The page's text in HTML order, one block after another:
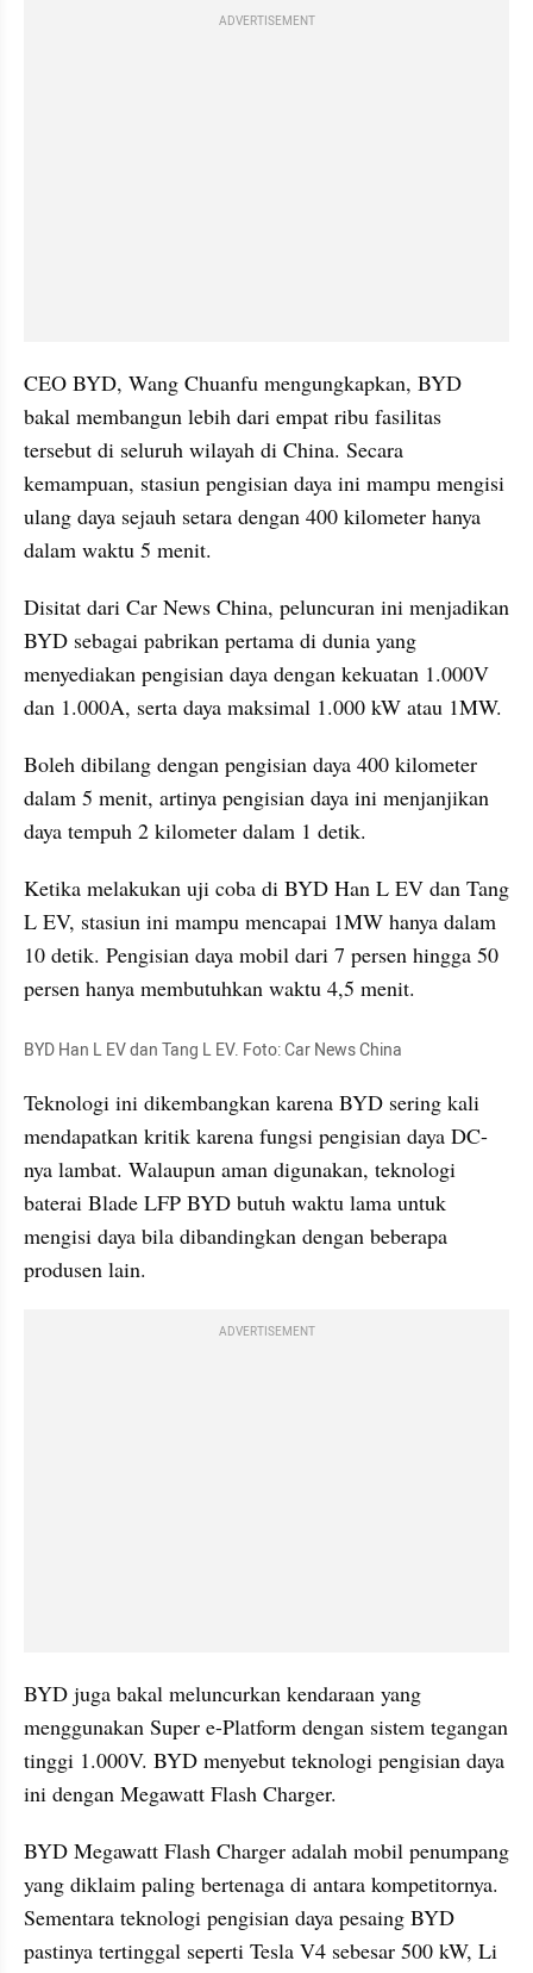
ADVERTISEMENT
CEO BYD, Wang Chuanfu mengungkapkan, BYD
bakal membangun lebih dari empat ribu fasilitas
tersebut di seluruh wilayah di China. Secara
kemampuan, stasiun pengisian daya ini mampu mengisi
ulang daya sejauh setara dengan 400 kilometer hanya
dalam waktu 5 menit.
Disitat dari Car News China, peluncuran ini menjadikan
BYD sebagai pabrikan pertama di dunia yang
menyediakan pengisian daya dengan kekuatan 1.000V
dan 1.000A, serta daya maksimal 1.000 kW atau 1MW.
Boleh dibilang dengan pengisian daya 400 kilometer
dalam 5 menit, artinya pengisian daya ini menjanjikan
daya tempuh 2 kilometer dalam 1 detik.
Ketika melakukan uji coba di BYD Han L EV dan Tang
L EV, stasiun ini mampu mencapai 1MW hanya dalam
10 detik. Pengisian daya mobil dari 7 persen hingga 50
persen hanya membutuhkan waktu 4,5 menit.
BYD Han L EV dan Tang L EV. Foto: Car News China
Teknologi ini dikembangkan karena BYD sering kali
mendapatkan kritik karena fungsi pengisian daya DC-
nya lambat. Walaupun aman digunakan, teknologi
baterai Blade LFP BYD butuh waktu lama untuk
mengisi daya bila dibandingkan dengan beberapa
produsen lain.
ADVERTISEMENT
BYD juga bakal meluncurkan kendaraan yang
menggunakan Super e-Platform dengan sistem tegangan
tinggi 1.000V. BYD menyebut teknologi pengisian daya
ini dengan Megawatt Flash Charger.
BYD Megawatt Flash Charger adalah mobil penumpang
yang diklaim paling bertenaga di antara kompetitornya.
Sementara teknologi pengisian daya pesaing BYD
pastinya tertinggal seperti Tesla V4 sebesar 500 kW, Li